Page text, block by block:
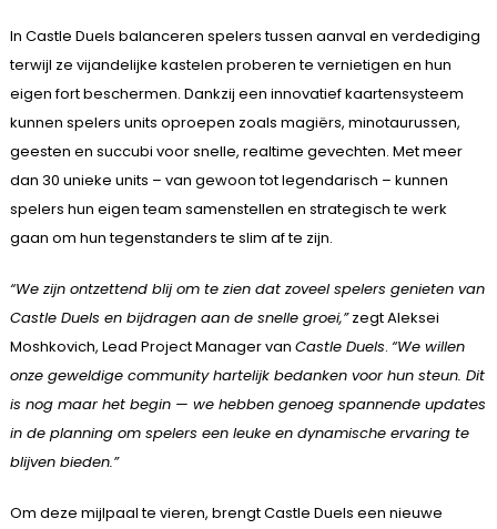
In Castle Duels balanceren spelers tussen aanval en verdediging
terwijl ze vijandelijke kastelen proberen te vernietigen en hun
eigen fort beschermen. Dankzij een innovatief kaartensysteem
kunnen spelers units oproepen zoals magiërs, minotaurussen,
geesten en succubi voor snelle, realtime gevechten. Met meer
dan 30 unieke units – van gewoon tot legendarisch – kunnen
spelers hun eigen team samenstellen en strategisch te werk
gaan om hun tegenstanders te slim af te zijn.
“We zijn ontzettend blij om te zien dat zoveel spelers genieten van
Castle Duels en bijdragen aan de snelle groei,”zegt Aleksei
Moshkovich, Lead Project Manager van Castle Duels. “We willen
onze geweldige community hartelijk bedanken voor hun steun. Dit
is nog maar het begin — we hebben genoeg spannende updates
in de planning om spelers een leuke en dynamische ervaring te
blijven bieden.”
Om deze mijlpaal te vieren, brengt Castle Duels een nieuwe